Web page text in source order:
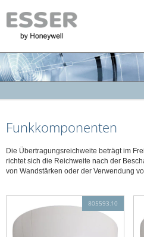
Kompakte BMZ / Grenzwerttechnik
Brandmelderzentrale (BMZ)
Löschsteuerzentrale BC08
Anzeige, Bedienteile und Drucker
Funkkomponenten
Die Übertragungsreichweite beträgt im
richtet sich die Reichweite nach der
von Wandstärken oder der Verwendung
805593.10